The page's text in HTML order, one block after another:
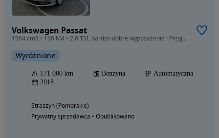
Volkswagen Passat
1984 cm3 • 190 KM • 2.0 TSI, bardzo dobre wyposażenie ! Przyjmę w rozliczeniu auto lub bus
Wyróżnione
171 000 km Benzyna
Automatyczna
2018
Straszyn (Pomorskie)
Prywatny sprzedawca • Opublikowano